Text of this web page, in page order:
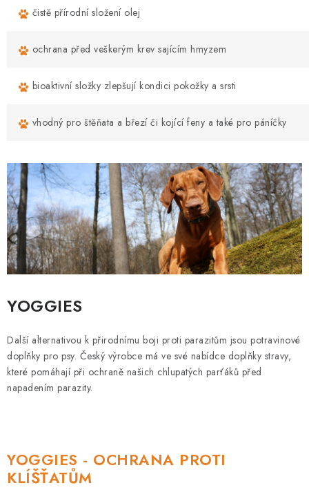
čistě přírodní složení olej
ochrana před veškerým krev sajícím hmyzem
bioaktivní složky zlepšují kondici pokožky a srsti
vhodný pro štěňata a březí či kojící feny a také pro páníčky
YOGGIES
Další alternativou k přirodnímu boji proti parazitům jsou potravinové
doplňky pro psy. Český výrobce má ve své nabídce doplňky stravy,
které pomáhají při ochraně našich chlupatých parťáků před
napadením parazity.
YOGGIES - OCHRANA PROTI
KLÍŠŤATŮM